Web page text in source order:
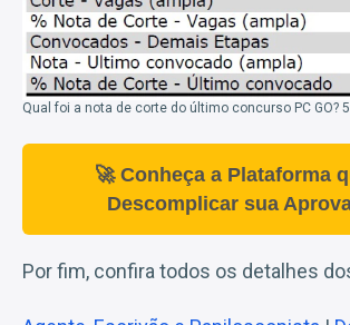
Qual foi a nota de corte do último concurso PC GO? 5
🚀 Conheça a Plataforma
Descomplicar sua
Por fim, confira todos os detalhes